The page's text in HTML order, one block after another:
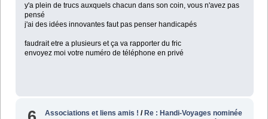
y'a plein de trucs auxquels chacun dans son coin, vous n'avez pas
pensé
j'ai des idées innovantes faut pas penser handicapés
faudrait etre a plusieurs et ça va rapporter du fric
envoyez moi votre numéro de téléphone en privé
Associations et liens amis ! / Re : Handi-Voyages nominée